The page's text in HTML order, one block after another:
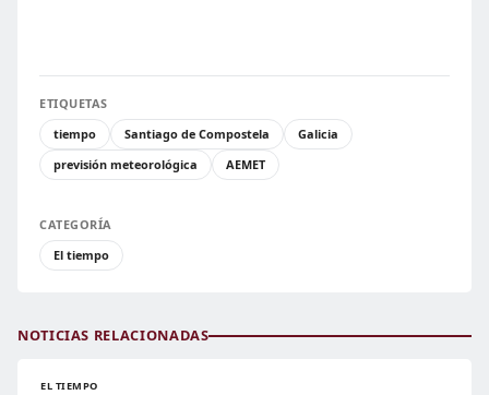
ETIQUETAS
tiempo
Santiago de Compostela
Galicia
previsión meteorológica
AEMET
CATEGORÍA
El tiempo
NOTICIAS RELACIONADAS
EL TIEMPO